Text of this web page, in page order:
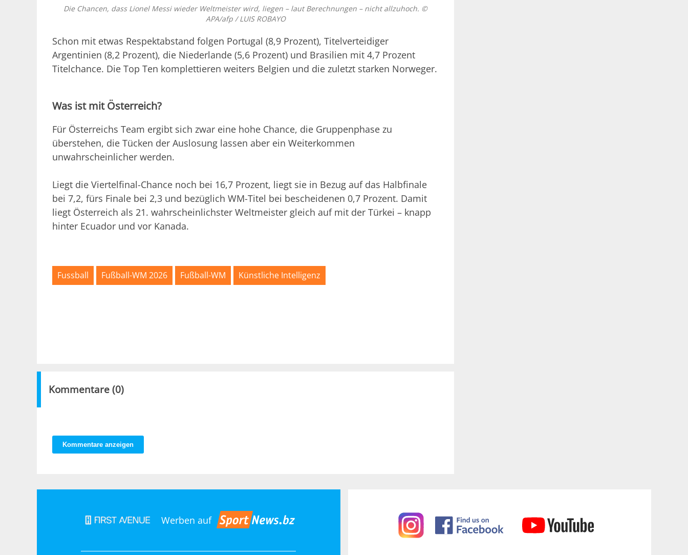
Die Chancen, dass Lionel Messi wieder Weltmeister wird, liegen – laut Berechnungen – nicht allzuhoch. ©
APA/afp / LUIS ROBAYO
Schon mit etwas Respektabstand folgen Portugal (8,9 Prozent), Titelverteidiger
Argentinien (8,2 Prozent), die Niederlande (5,6 Prozent) und Brasilien mit 4,7 Prozent
Titelchance. Die Top Ten komplettieren weiters Belgien und die zuletzt starken Norweger.
Was ist mit Österreich?
Für Österreichs Team ergibt sich zwar eine hohe Chance, die Gruppenphase zu
überstehen, die Tücken der Auslosung lassen aber ein Weiterkommen
unwahrscheinlicher werden.
Liegt die Viertelfinal-Chance noch bei 16,7 Prozent, liegt sie in Bezug auf das Halbfinale
bei 7,2, fürs Finale bei 2,3 und bezüglich WM-Titel bei bescheidenen 0,7 Prozent. Damit
liegt Österreich als 21. wahrscheinlichster Weltmeister gleich auf mit der Türkei – knapp
hinter Ecuador und vor Kanada.
Fussball Fußball-WM 2026 Fußball-WM Künstliche Intelligenz
Kommentare (0)
Kommentare anzeigen
Werben auf